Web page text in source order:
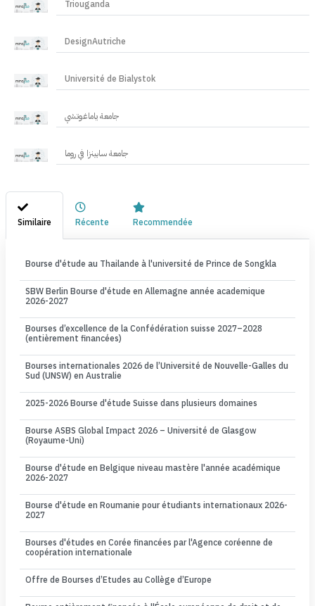
Triouganda
DesignAutriche
Université de Bialystok
جامعة ياماغوتشي
جامعة سابينزا في روما
Similaire Récente Recommendée
Bourse d'étude au Thailande à l'université de Prince de Songkla
SBW Berlin Bourse d'étude en Allemagne année academique
2026-2027
Bourses d’excellence de la Confédération suisse 2027–2028
(entièrement financées)
Bourses internationales 2026 de l’Université de Nouvelle-Galles du
Sud (UNSW) en Australie
2025-2026 Bourse d'étude Suisse dans plusieurs domaines
Bourse ASBS Global Impact 2026 – Université de Glasgow
(Royaume-Uni)
Bourse d'étude en Belgique niveau mastère l'année académique
2026-2027
Bourse d'étude en Roumanie pour étudiants internationaux 2026-
2027
Bourses d'études en Corée financées par l'Agence coréenne de
coopération internationale
Offre de Bourses d’Etudes au Collège d’Europe